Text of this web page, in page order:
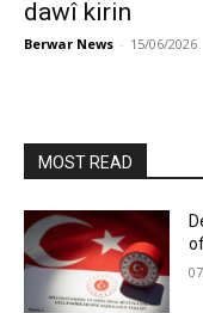
dawî kirin
Berwar News - 15/06/2026
MOST READ